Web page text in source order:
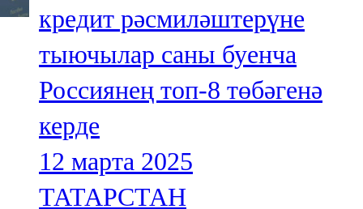
кредит рәсмиләштерүне
тыючылар саны буенча
Россиянең топ-8 төбәгенә
керде
12 марта 2025
ТАТАРСТАН